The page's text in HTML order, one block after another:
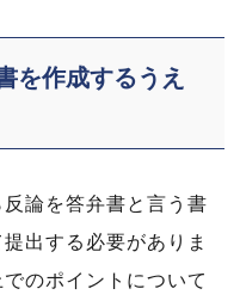
を作成するうえ
反論を答弁書と言う書
出する必要がありま
のポイントについて